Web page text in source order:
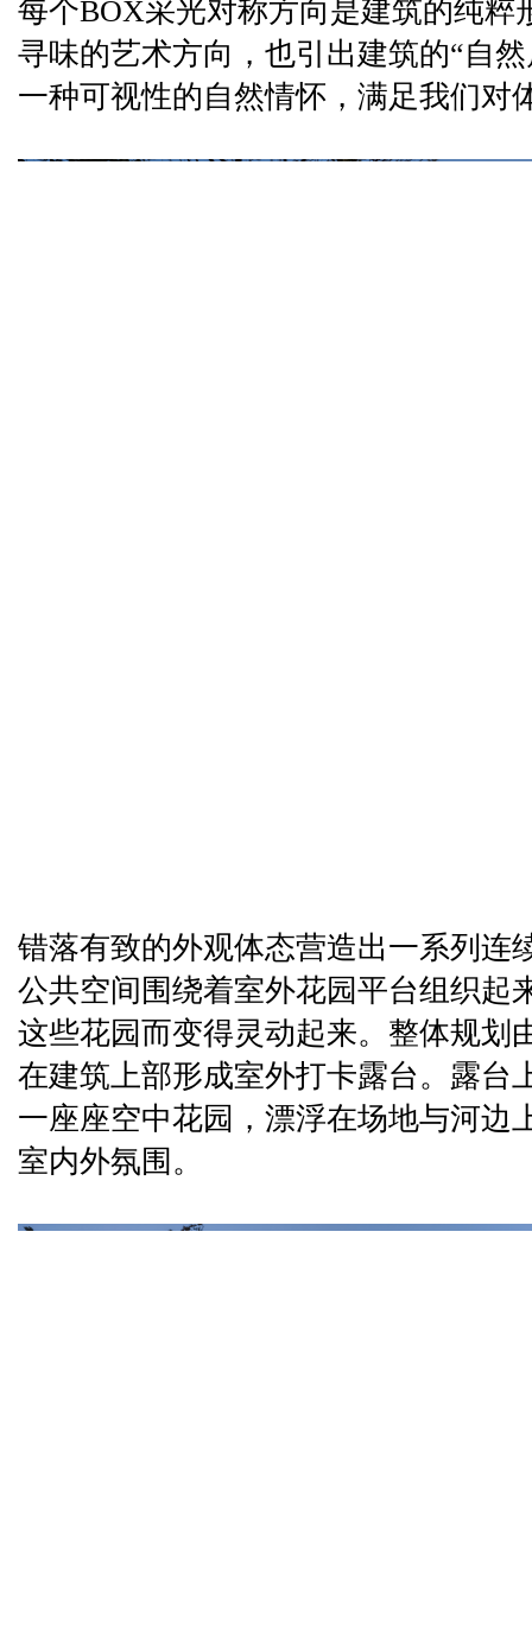
每个BOX采光对称方向是建筑的纯粹
寻味的艺术方向，也引出建筑的“自
一种可视性的自然情怀，满足我们对
错落有致的外观体态营造出一系列连
公共空间围绕着室外花园平台组织起
这些花园而变得灵动起来。整体规划
在建筑上部形成室外打卡露台。露台
一座座空中花园，漂浮在场地与河边
室内外氛围。